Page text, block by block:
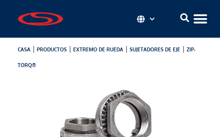
CASA| PRODUCTOS| EXTREMO DE RUEDA| SUJETADORES DE EJE | ZIP-
TORQ®